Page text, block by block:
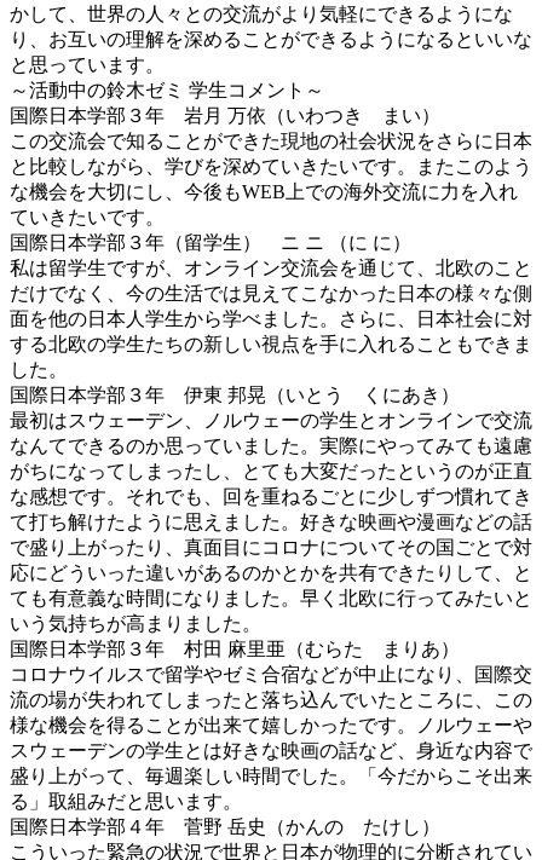
かして、世界の人々との交流がより気軽にできるようにな
り、お互いの理解を深めることができるようになるといいな
と思っています。
～活動中の鈴木ゼミ 学生コメント～
国際日本学部３年 岩月 万依（いわつき まい）
この交流会で知ることができた現地の社会状況をさらに日本
と比較しながら、学びを深めていきたいです。またこのよう
な機会を大切にし、今後もWEB上での海外交流に力を入れ
ていきたいです。
国際日本学部３年（留学生） ニ ニ （に に）
私は留学生ですが、オンライン交流会を通じて、北欧のこと
だけでなく、今の生活では見えてこなかった日本の様々な側
面を他の日本人学生から学べました。さらに、日本社会に対
する北欧の学生たちの新しい視点を手に入れることもできま
した。
国際日本学部３年 伊東 邦晃（いとう くにあき）
最初はスウェーデン、ノルウェーの学生とオンラインで交流
なんてできるのか思っていました。実際にやってみても遠慮
がちになってしまったし、とても大変だったというのが正直
な感想です。それでも、回を重ねるごとに少しずつ慣れてき
て打ち解けたように思えました。好きな映画や漫画などの話
で盛り上がったり、真面目にコロナについてその国ごとで対
応にどういった違いがあるのかとかを共有できたりして、と
ても有意義な時間になりました。早く北欧に行ってみたいと
いう気持ちが高まりました。
国際日本学部３年 村田 麻里亜（むらた まりあ）
コロナウイルスで留学やゼミ合宿などが中止になり、国際交
流の場が失われてしまったと落ち込んでいたところに、この
様な機会を得ることが出来て嬉しかったです。ノルウェーや
スウェーデンの学生とは好きな映画の話など、身近な内容で
盛り上がって、毎週楽しい時間でした。「今だからこそ出来
る」取組みだと思います。
国際日本学部４年 菅野 岳史（かんの たけし）
こういった緊急の状況で世界と日本が物理的に分断されてい